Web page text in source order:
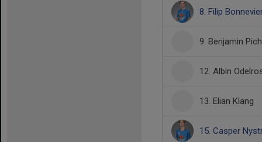
8. Filip
9. Benjamin
12. Albin
13. Elian Klang
15. Casper